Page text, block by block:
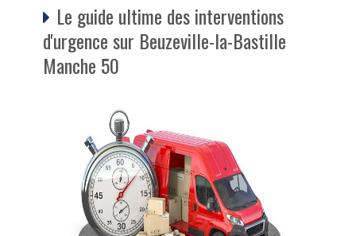
Le guide ultime des interventions
d'urgence sur Beuzeville-la-Bastille
Manche 50